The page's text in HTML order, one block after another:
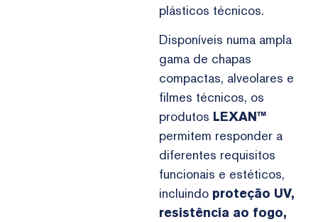
plásticos técnicos.
Disponíveis numa ampla
gama de chapas
compactas, alveolares e
filmes técnicos, os
produtos LEXAN™
permitem responder a
diferentes requisitos
funcionais e estéticos,
incluindo proteção UV,
resistência ao fogo,